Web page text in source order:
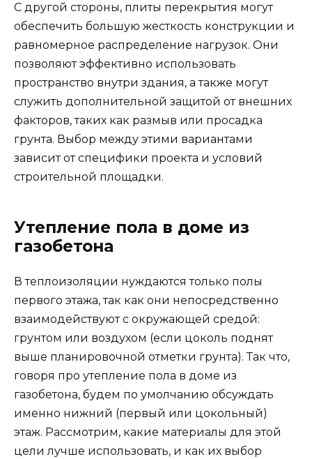
С другой стороны, плиты перекрытия могут
обеспечить большую жесткость конструкции и
равномерное распределение нагрузок. Они
позволяют эффективно использовать
пространство внутри здания, а также могут
служить дополнительной защитой от внешних
факторов, таких как размыв или просадка
грунта. Выбор между этими вариантами
зависит от специфики проекта и условий
строительной площадки.
Утепление пола в доме из
газобетона
В теплоизоляции нуждаются только полы
первого этажа, так как они непосредственно
взаимодействуют с окружающей средой:
грунтом или воздухом (если цоколь поднят
выше планировочной отметки грунта). Так что,
говоря про утепление пола в доме из
газобетона, будем по умолчанию обсуждать
именно нижний (первый или цокольный)
этаж. Рассмотрим, какие материалы для этой
цели лучше использовать, и как их выбор